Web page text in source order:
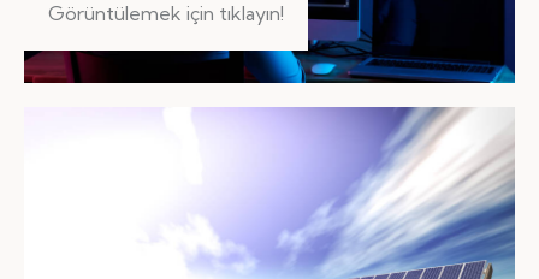
Görüntülemek için tıklayın!